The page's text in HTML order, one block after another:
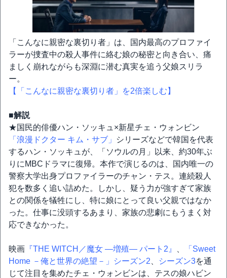
「こんなに親密な裏切り者」は、国内最高のプロファイ
ラーが捜査中の殺人事件に絡む娘の秘密と向き合い、痛
ましく崩れながらも深淵に潜む真実を追う父娘スリラ
ー。
【「こんなに親密な裏切り者」を2倍楽しむ】
■解説
★国民的俳優ハン・ソッキュ×新星チェ・ウォンビン
「浪漫ドクター キム・サブ」
シリーズなどで韓国を代表
するハン・ソッキュが、「ソウルの月」以来、約30年ぶ
りにMBCドラマに復帰。本作で演じるのは、国内唯一の
警察大学出身プロファイラーのチャン・テス。連続殺人
犯を数多く追い詰めた。しかし、疑う力が強すぎて家族
との関係を犠牲にし、特に娘にとって良い父親ではなか
った。仕事に没頭するあまり、家族の悲劇にもうまく対
応できなかった。
映画 『THE WITCH／魔女 ―増殖― パート2』
「Sweet
Home －俺と世界の絶望－」シーズン2
シーズン3を通
じて注目を集めたチェ・ウォンビンは、テスの娘ハビン